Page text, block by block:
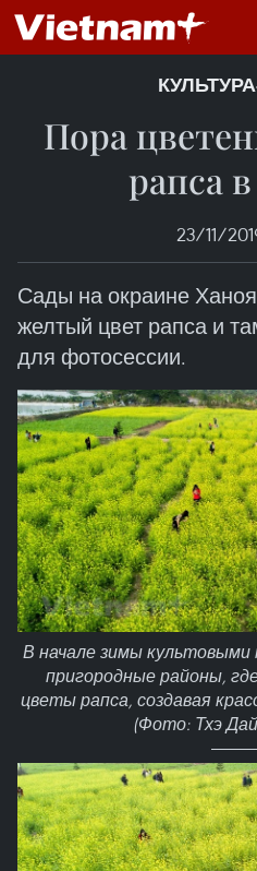
Пора
рапса
23/11/
Сады на окраине
желтый цвет рапса и
для фотосессии.
В начале зимы
пригородные районы,
цветы рапса, создавая
(Фото: Тхэ